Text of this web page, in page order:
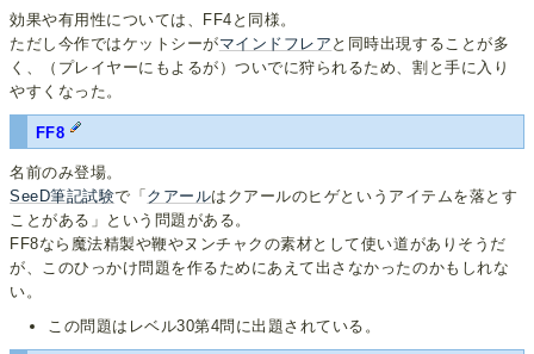
効果や有用性については、FF4と同様。
ただし今作ではケットシーがマインドフレア と同時出現することが多
く、（プレイヤーにもよるが）ついでに狩られるため、割と手に入り
やすくなった。
FF8
名前のみ登場。
SeeD筆記試験で「クアールはクアールのヒゲというアイテムを落とす
ことがある」という問題がある。
FF8なら魔法精製や鞭やヌンチャクの素材として使い道がありそうだ
が、このひっかけ問題を作るためにあえて出さなかったのかもしれな
い。
この問題はレベル30第4問に出題されている。